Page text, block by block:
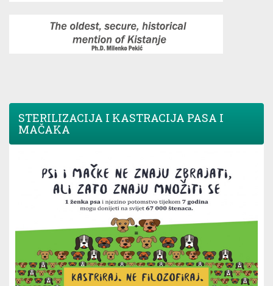
STERILIZACIJA I KASTRACIJA PASA I
MAČAKA